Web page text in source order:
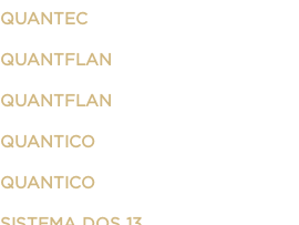
QUANTEC
QUANTFLAN
QUANTFLAN
QUANTICO
QUANTICO